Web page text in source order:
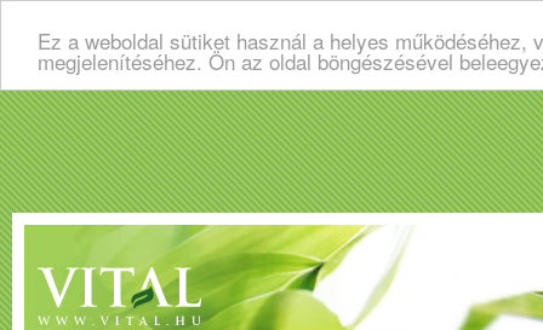
Ez a weboldal sütiket használ a helyes
megjelenítéséhez. Ön az oldal böngészésével